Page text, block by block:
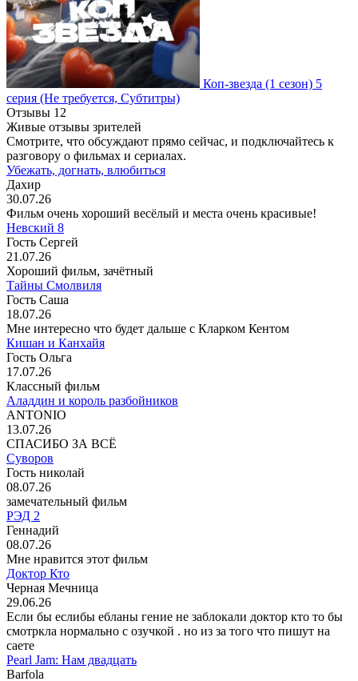
Коп-звезда (1 сезон) 5
серия (Не требуется, Субтитры)
Отзывы 12
Живые отзывы зрителей
Смотрите, что обсуждают прямо сейчас, и подключайтесь к
разговору о фильмах и сериалах.
Убежать, догнать, влюбиться
Дахир
30.07.26
Фильм очень хороший весёлый и места очень красивые!
Невский 8
Гость Сергей
21.07.26
Хороший фильм, зачётный
Тайны Смолвиля
Гость Саша
18.07.26
Мне интересно что будет дальше с Кларком Кентом
Кишан и Канхайя
Гость Ольга
17.07.26
Классный фильм
Аладдин и король разбойников
ANTONIO
13.07.26
СПАСИБО ЗА ВСЁ
Суворов
Гость николай
08.07.26
замечательный фильм
РЭД 2
Геннадий
08.07.26
Мне нравится этот фильм
Доктор Кто
Черная Мечница
29.06.26
Если бы еслибы ебланы гение не заблокали доктор кто то бы
смотркла нормально с озучкой . но из за того что пишут на
саете
Pearl Jam: Нам двадцать
Barfola